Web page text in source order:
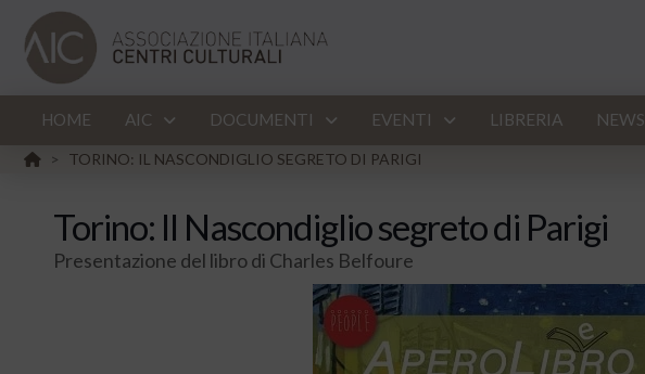
HOME AIC DOCUMENTI EVENTI LIBRERIA NEWS
HOME
> TORINO: IL NASCONDIGLIO SEGRETO DI PARIGI
Torino: Il Nascondiglio segreto di Parigi
Presentazione del libro di Charles Belfoure